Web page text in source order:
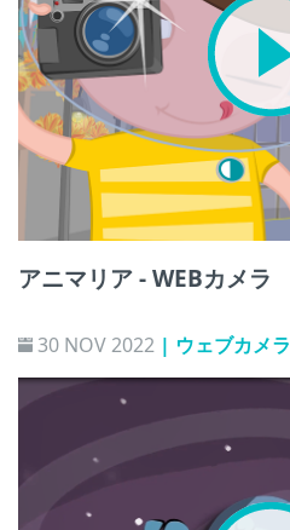
アニマリア - WEBカメラ
30 NOV 2022 | ウェブカメラ